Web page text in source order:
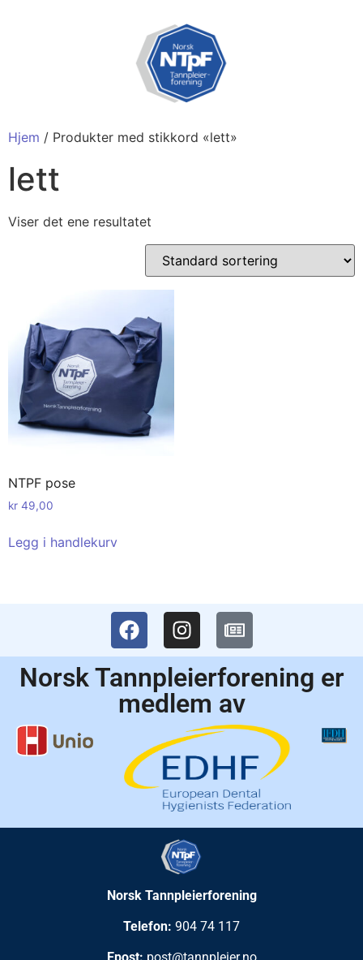
Hjem / Produkter med stikkord «lett»
lett
Viser det ene resultatet
NTPF pose
kr 49,00
Legg i handlekurv
Norsk Tannpleierforening er
medlem av
Norsk Tannpleierforening
Telefon: 904 74 117